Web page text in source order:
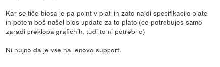
Kar se tiče biosa je pa point v plati in zato najdi specifikacijo plate
in potem boš našel bios update za to plato.(ce potrebujes samo
zaradi preklopa grafičnih, tudi to ni potrebno)
Ni nujno da je vse na lenovo support.